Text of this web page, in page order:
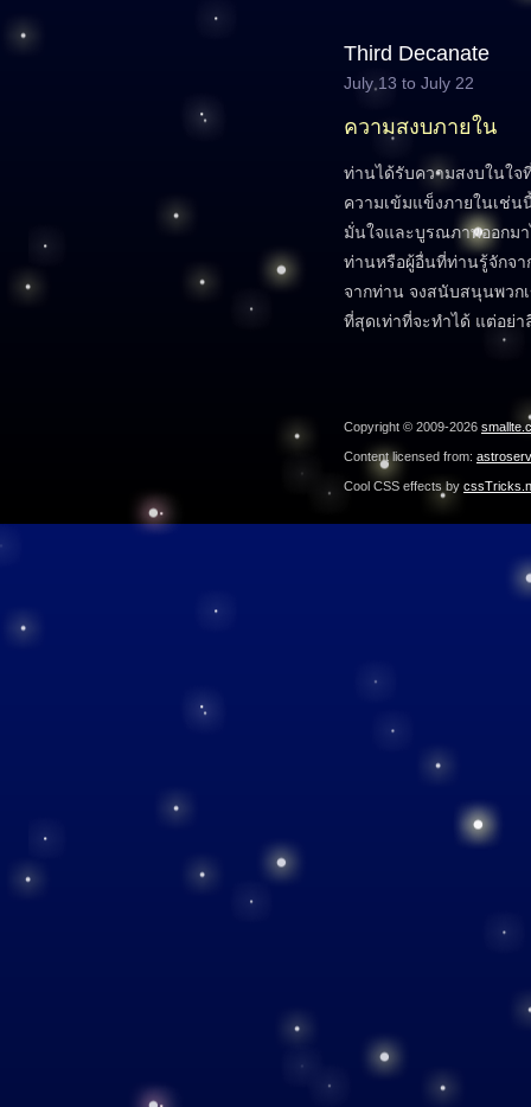
Third Decanate
July 13 to July 22
ความสงบภายใน
ท่านได้รับความสงบในใจ
ความเข้มแข็งภายในเช่
มั่นใจและบูรณภาพออกม
ท่านหรือผู้อื่นที่ท่านรู้จักจ
จากท่าน จงสนับสนุนพวก
ที่สุดเท่าที่จะทำได้ แต่อย่
Copyright © 2009-2026
Content licensed from:
Cool CSS effects by